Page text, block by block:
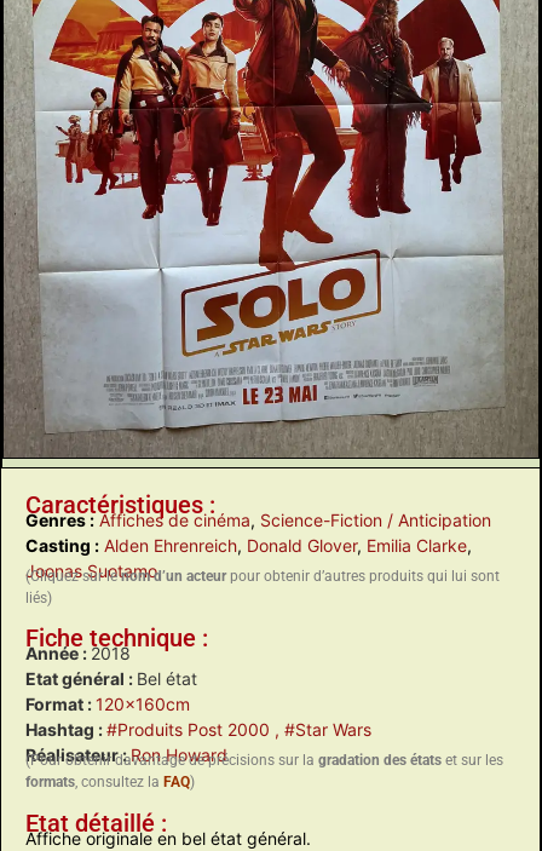
Caractéristiques :
Genres : Affiches de cinéma, Science-Fiction / Anticipation
Casting : Alden Ehrenreich, Donald Glover, Emilia Clarke,
Joonas Suotamo
(Cliquez sur lenom d’un acteurpour obtenir d’autres produits qui lui sont
liés)
Fiche technique :
Année : 2018
Etat général : Bel état
Format :120x160cm
Hashtag :#Produits Post 2000 , #Star Wars
Réalisateur :Ron Howard
(Pour obtenir davantage de précisions sur la gradation des états et sur les
formats, consultez la FAQ)
Etat détaillé :
Affiche originale en bel état général.